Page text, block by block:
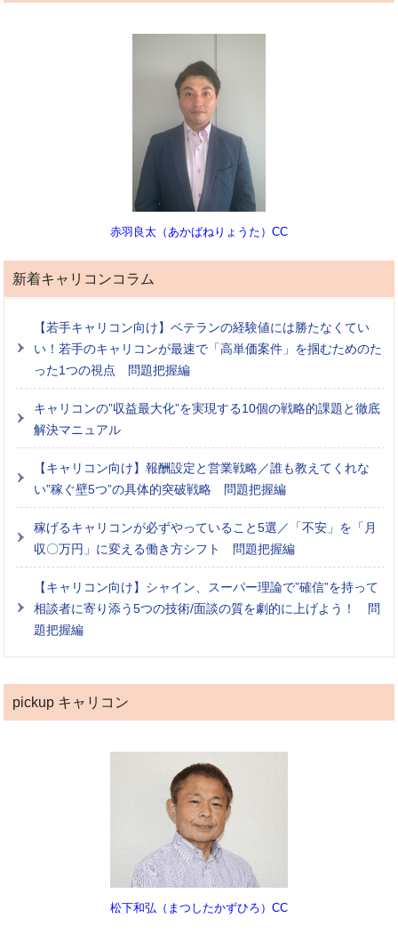
赤羽良太（あかばねりょうた）CC
新着キャリコンコラム
【若手キャリコン向け】ベテランの経験値には勝たなくてい
い！若手のキャリコンが最速で「高単価案件」を掴むためのた
った1つの視点 問題把握編
キャリコンの”収益最大化”を実現する10個の戦略的課題と徹底
解決マニュアル
【キャリコン向け】報酬設定と営業戦略／誰も教えてくれな
い”稼ぐ壁5つ”の具体的突破戦略 問題把握編
稼げるキャリコンが必ずやっていること5選／「不安」を「月
収〇万円」に変える働き方シフト 問題把握編
【キャリコン向け】シャイン、スーパー理論で”確信”を持って
相談者に寄り添う5つの技術/面談の質を劇的に上げよう！ 問
題把握編
pickup キャリコン
松下和弘（まつしたかずひろ）CC